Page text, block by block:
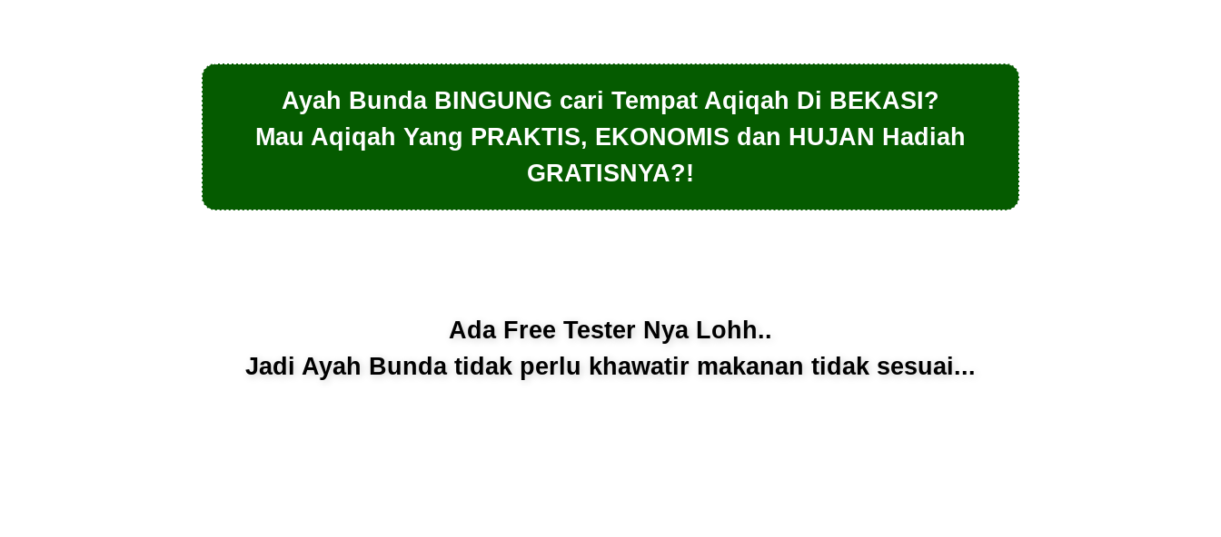
Ayah Bunda BINGUNG cari Tempat Aqiqah Di BEKASI?
Mau Aqiqah Yang PRAKTIS, EKONOMIS dan HUJAN Hadiah
GRATISNYA?!
Ada Free Tester Nya Lohh..
Jadi Ayah Bunda tidak perlu khawatir makanan tidak sesuai...